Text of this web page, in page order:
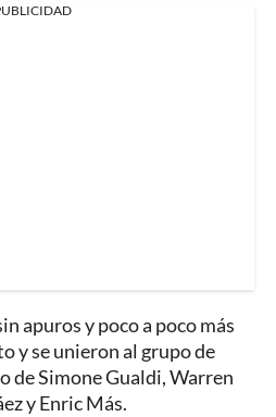
apuros y poco a poco más
y se unieron al grupo de
de Simone Gualdi, Warren
y Enric Más.